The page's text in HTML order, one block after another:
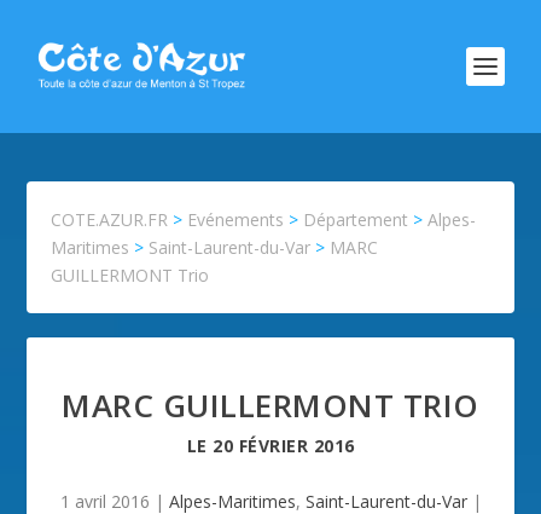
COTE.AZUR.FR > Evénements > Département >Alpes-
Maritimes > Saint-Laurent-du-Var > MARC
GUILLERMONT Trio
MARC GUILLERMONT TRIO
LE 20 FÉVRIER 2016
1 avril 2016 | Alpes-Maritimes, Saint-Laurent-du-Var|